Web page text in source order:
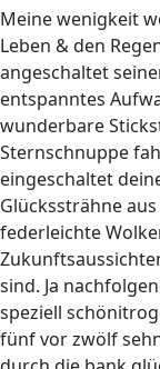
Meine wenigkeit
Leben & den
angeschaltet
entspanntes
wunderbare
Sternschnuppe
eingeschaltet
Glückssträhne
federleichte
sind. Ja
speziell
fünf vor zwölf